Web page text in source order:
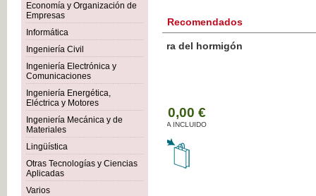
Economía y Organización de
Empresas
Informática
Ingeniería Civil
Ingeniería Electrónica y
Comunicaciones
Ingeniería Energética,
Eléctrica y Motores
Ingeniería Mecánica y de
Materiales
Lingüística
Otras Tecnologías y Ciencias
Aplicadas
Varios
Recomendados
Botánica Agroalimentaria